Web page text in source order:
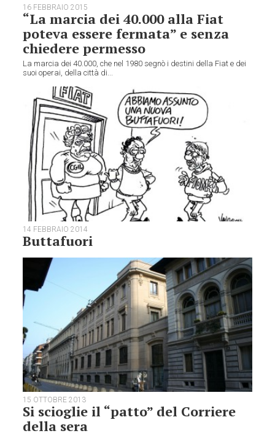
16 FEBBRAIO 2015
“La marcia dei 40.000 alla Fiat
poteva essere fermata” e senza
chiedere permesso
La marcia dei 40.000, che nel 1980 segnò i destini della Fiat e dei
suoi operai, della città di...
14 FEBBRAIO 2014
Buttafuori
15 OTTOBRE 2013
Si scioglie il “patto” del Corriere
della sera